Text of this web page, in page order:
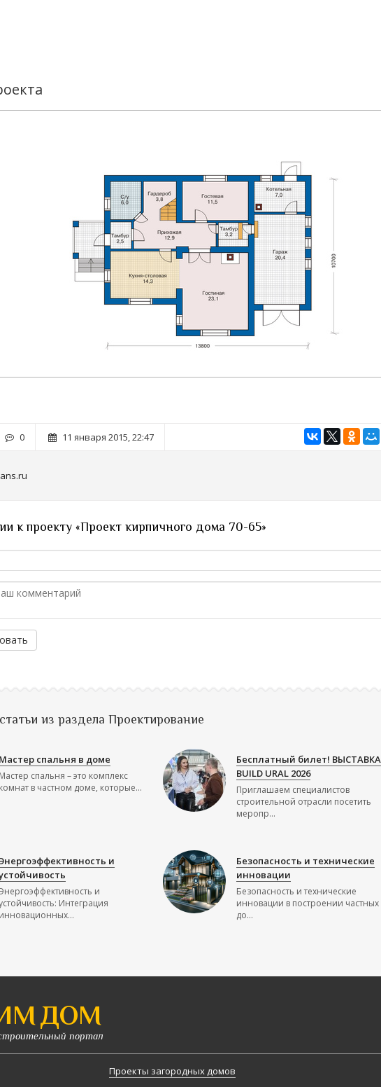
0 11 января 2015, 22:47
к проекту «Проект кирпичного дома 70-65»
из раздела Проектирование
Мастер спальня в доме
Мастер спальня – это комплекс
комнат в частном доме, которые...
Бесплатный билет! ВЫСТАВКА
BUILD URAL 2026
Приглашаем специалистов
строительной отрасли посетить
меропр...
и
и
Интеграция
инновационных...
Безопасность и технические
инновации
Безопасность и технические
инновации в построении частных
до...
ДОМ
портал
Проекты загородных домов